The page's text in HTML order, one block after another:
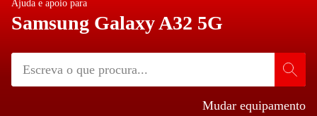
Ajuda e apoio para
Samsung Galaxy A32 5G
Mudar equipamento